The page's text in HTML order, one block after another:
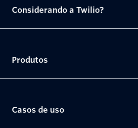
Considerando a Twilio?
Produtos
Casos de uso